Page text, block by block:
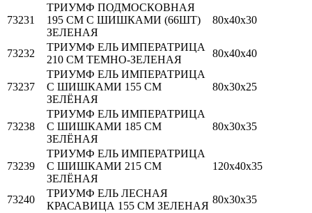
73231
ТРИУМФ ПОДМОСКОВНАЯ
195 СМ С ШИШКАМИ (66ШТ)
ЗЕЛЕНАЯ
80х40х30
73232
ТРИУМФ ЕЛЬ ИМПЕРАТРИЦА
210 СМ ТЕМНО-ЗЕЛЕНАЯ
80х40х40
73237
ТРИУМФ ЕЛЬ ИМПЕРАТРИЦА
С ШИШКАМИ 155 СМ
ЗЕЛЁНАЯ
80х30х25
73238
ТРИУМФ ЕЛЬ ИМПЕРАТРИЦА
С ШИШКАМИ 185 СМ
ЗЕЛЁНАЯ
80х30х35
73239
ТРИУМФ ЕЛЬ ИМПЕРАТРИЦА
С ШИШКАМИ 215 СМ
ЗЕЛЁНАЯ
120х40х35
73240
ТРИУМФ ЕЛЬ ЛЕСНАЯ
КРАСАВИЦА 155 СМ ЗЕЛЕНАЯ
80х30х35